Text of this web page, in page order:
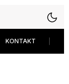
KONTAKT